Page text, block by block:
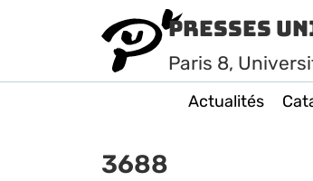
Presses
Paris 8,
Actualités
3688